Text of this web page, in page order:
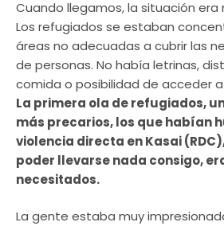
Cuando llegamos, la situación
Los refugiados se estaban
áreas no adecuadas a cubrir las
de personas. No había letrinas,
comida o posibilidad de acceder
La primera ola de refugiados,
más precarios, los que habían
violencia directa en Kasai
poder llevarse nada consigo,
necesitados.
La gente estaba muy